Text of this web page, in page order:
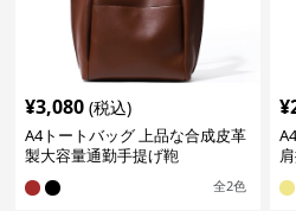
¥3,080 (税込)
A4トートバッグ 上品な合成皮革
製大容量通勤手提げ鞄
全2色
¥